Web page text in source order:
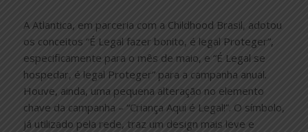
A Atlantica, em parceria com a Childhood Brasil, adotou
os conceitos “É Legal fazer bonito, é legal Proteger”,
especificamente para o mês de maio, e “É Legal se
hospedar, é legal Proteger” para a campanha anual.
Houve, ainda, uma pequena alteração no elemento
chave da campanha – “Criança Aqui é Legal!”. O símbolo,
já utilizado pela rede, traz um design mais leve e